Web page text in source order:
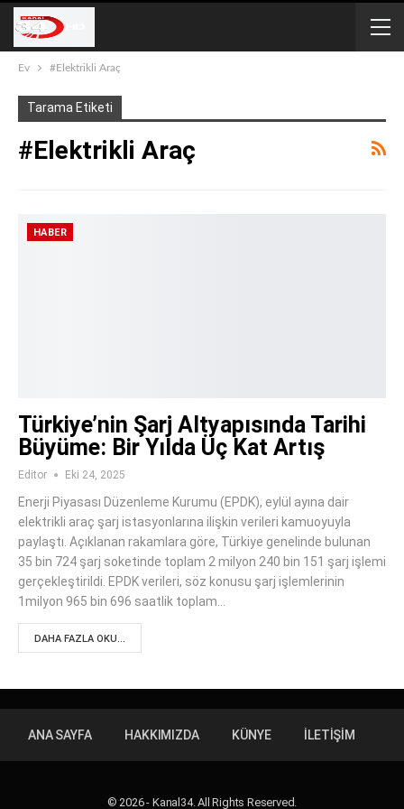
Ev #Elektrikli Araç
Tarama Etiketi
#Elektrikli Araç
HABER
Türkiye’nin Şarj Altyapısında Tarihi
Büyüme: Bir Yılda Üç Kat Artış
Editor Eki 24, 2025
Enerji Piyasası Düzenleme Kurumu (EPDK), eylül ayına dair
elektrikli araç şarj istasyonlarına ilişkin verileri kamuoyuyla
paylaştı. Açıklanan rakamlara göre, Türkiye genelinde bulunan
35 bin 724 şarj soketinde toplam 2 milyon 240 bin 151 şarj işlemi
gerçekleştirildi. EPDK verileri, söz konusu şarj işlemlerinin
1milyon 965 bin 696 saatlik toplam…
DAHA FAZLA OKU...
ANA SAYFA HAKKIMIZDA KÜNYE İLETIŞIM
© 2026 - Kanal34. All Rights Reserved.